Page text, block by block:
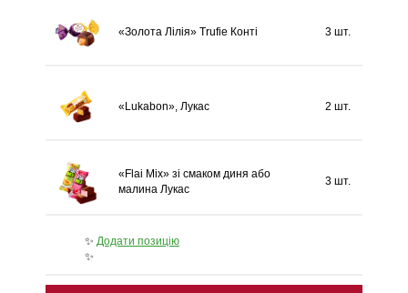
«Золота Лілія» Trufie Конті 3 шт.
«Lukabon», Лукас 2 шт.
«Flai Mix» зі смаком диня або
малина Лукас
3 шт.
✨ Додати позицію
✨